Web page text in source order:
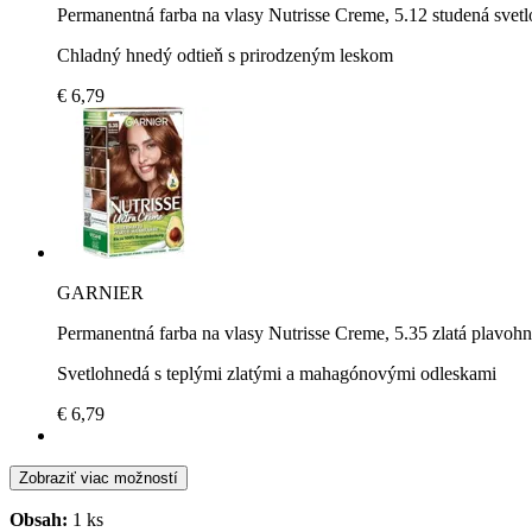
Permanentná farba na vlasy Nutrisse Creme, 5.12 studená
Chladný hnedý odtieň s prirodzeným leskom
€ 6,79
GARNIER
Permanentná farba na vlasy Nutrisse Creme, 5.35 zlatá
Svetlohnedá s teplými zlatými a mahagónovými odleskami
€ 6,79
Zobraziť viac možností
Obsah: 1 ks